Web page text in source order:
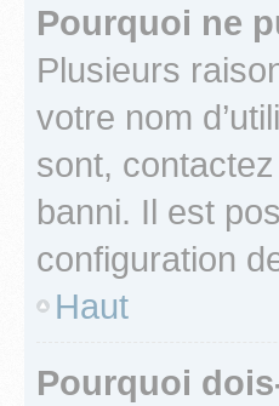
Pourquoi ne
Plusieurs
votre nom
sont,
banni. Il est
configuration
Haut
Pourquoi